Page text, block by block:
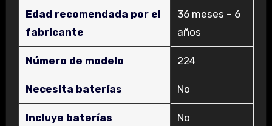
Edad recomendada por el
fabricante
‎36 meses – 6
años
Número de modelo ‎224
Necesita baterías ‎No
Incluye baterías ‎No